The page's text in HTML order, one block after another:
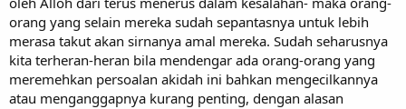
orang yang selain mereka sudah sepantasnya untuk lebih
merasa takut akan sirnanya amal mereka. Sudah seharusnya
kita terheran-heran bila mendengar ada orang-orang yang
meremehkan persoalan akidah ini bahkan mengecilkannya
atau menganggapnya kurang penting, dengan alasan